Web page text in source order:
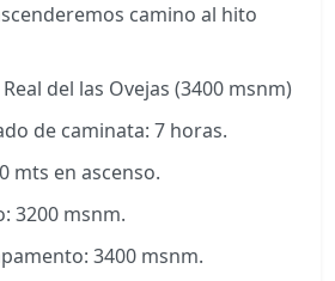
camino al hito
del las Ovejas (3400 msnm)
de caminata: 7 horas.
mts en ascenso.
3200 msnm.
3400 msnm.